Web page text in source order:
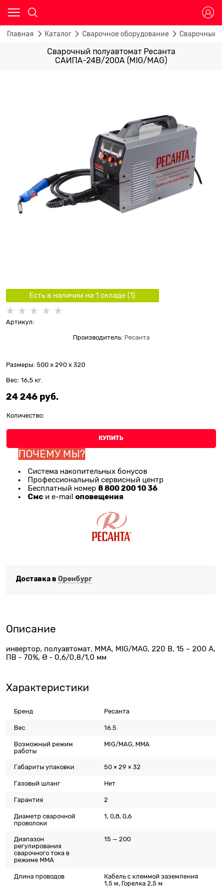
Главная Каталог Сварочное оборудование Сварочные
Сварочный полуавтомат Ресанта
САИПА-24В/200А (MIG/MAG)
Есть в наличии на 1 складe (1)
Артикул:
Производитель: Ресанта
Размеры: 500 x 290 x 320
Вес: 16,5 кг.
24 246 руб.
Количество:
КУПИТЬ
ПОЧЕМУ МЫ?
Система накопительных бонусов
Профессиональный сервисный центр
Бесплатный номер 8 800 200 10 36
Смс и e-mail оповещения
Доставка в Оренбург
Описание
инвертор, полуавтомат, MMA, MIG/MAG, 220 В, 15 – 200 А,
ПВ - 70%, Ø - 0,6/0,8/1,0 мм
Характеристики
Бренд Ресанта
Вес 16.5
Возможный режим
работы
MIG/MAG, MMA
Габариты упаковки 50 × 29 × 32
Газовый шланг Нет
Гарантия 2
Диаметр сварочной
проволоки
1, 0,8, 0,6
Диапазон
регулирования
сварочного тока в
режиме ММА
15 — 200
Длина проводов
Кабель с клеммой заземления
1,5 м, Горелка 2,5 м